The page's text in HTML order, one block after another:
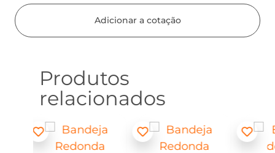
Adicionar a cotação
Produtos
relacionados